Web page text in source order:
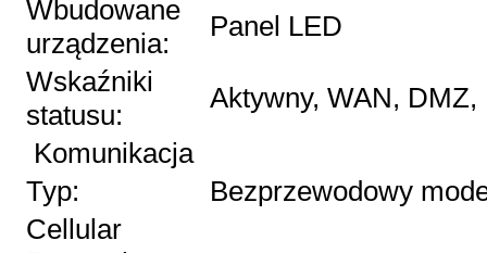
Wbudowane
urządzenia:
Panel LED
Wskaźniki
statusu:
Aktywny, WAN,
Komunikacja
Typ:
Bezprzewodowy
Cellular